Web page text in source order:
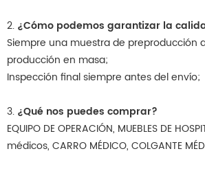
2. ¿Cómo podemos garantizar la
Siempre una muestra de preproducción
producción en masa;
Inspección final siempre antes del envío;
3. ¿Qué nos puedes comprar?
EQUIPO DE OPERACIÓN, MUEBLES DE
médicos, CARRO MÉDICO, COLGANTE